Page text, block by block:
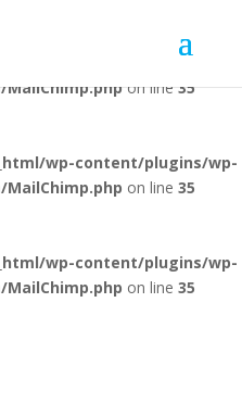
wp-content/plugins/wp-
on line35
wp-content/plugins/wp-
on line 35
wp-content/plugins/wp-
on line 35